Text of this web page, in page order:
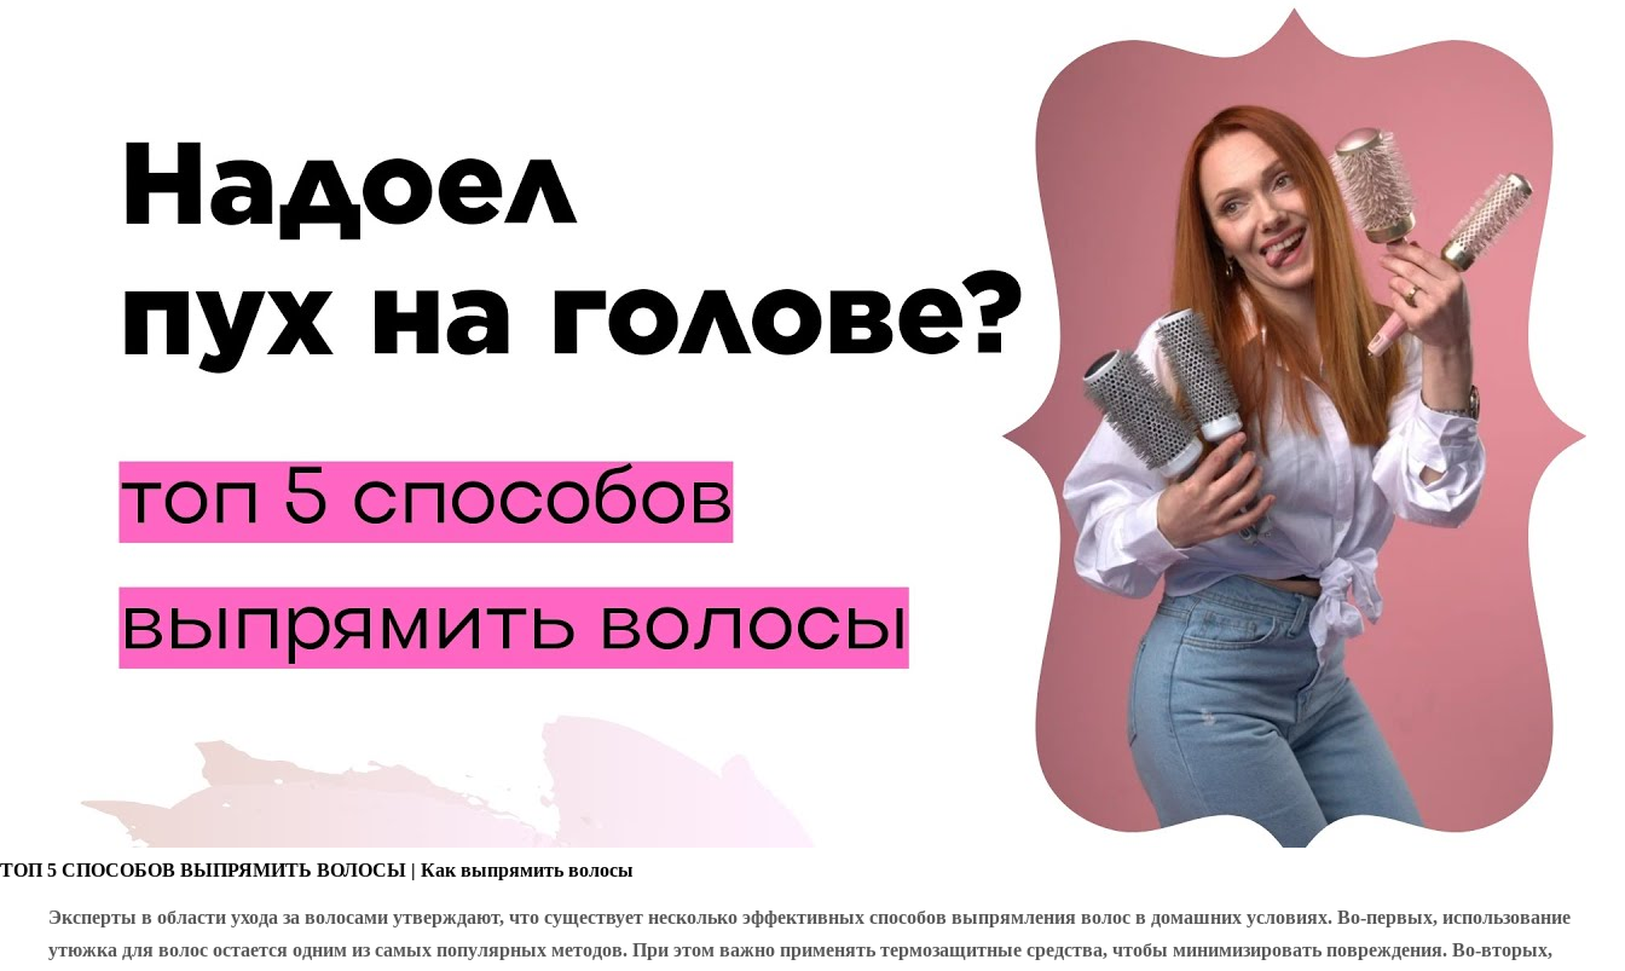
ТОП 5 СПОСОБОВ ВЫПРЯМИТЬ ВОЛОСЫ | Как выпрямить волосы
Эксперты в области ухода за волосами утверждают, что существует несколько эффективных способов выпрямления волос в домашних условиях. Во-первых, использование
утюжка для волос остается одним из самых популярных методов. При этом важно применять термозащитные средства, чтобы минимизировать повреждения. Во-вторых,